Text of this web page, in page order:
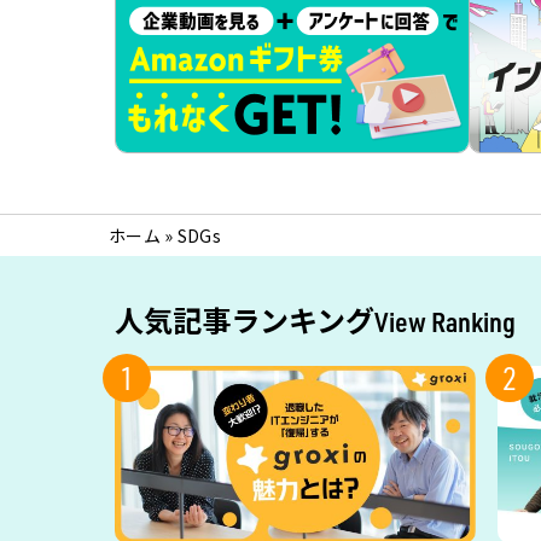
ホーム » SDGs
人気記事ランキングView Ranking
1 2